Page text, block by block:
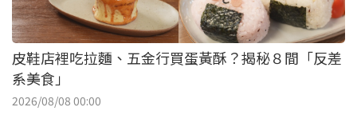
皮鞋店裡吃拉麵、五金行買蛋黃酥？揭秘８間「反差
系美食」
2026/08/08 00:00